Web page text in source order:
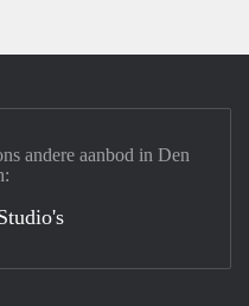
andere aanbod in Den